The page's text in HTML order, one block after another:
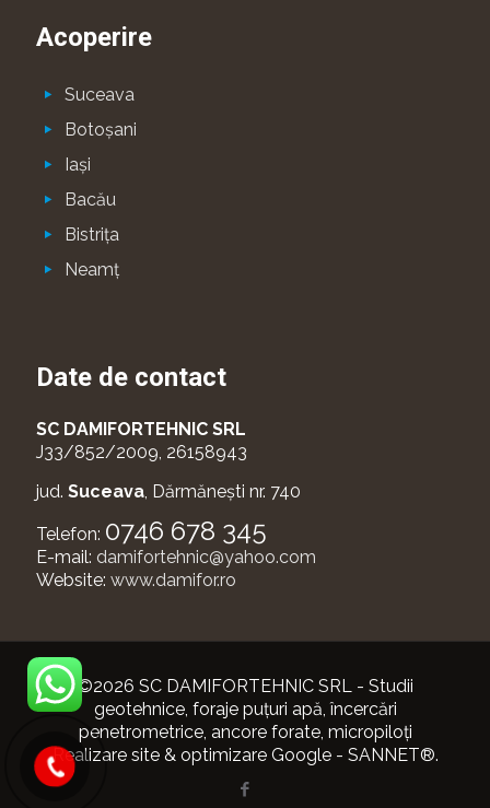
Acoperire
Suceava
Botoşani
Iaşi
Bacău
Bistriţa
Neamţ
Date de contact
SC DAMIFORTEHNIC SRL
J33/852/2009, 26158943
jud. Suceava, Dărmănești nr. 740
Telefon: 0746 678 345
E-mail: damifortehnic@yahoo.com
Website: www.damifor.ro
©2026 SC DAMIFORTEHNIC SRL - Studii
geotehnice, foraje puţuri apă, încercări
penetrometrice, ancore forate, micropiloţi
Realizare site & optimizare Google - SANNET®.